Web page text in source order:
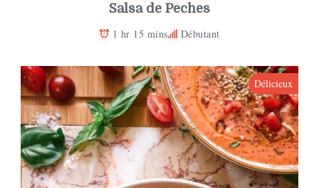
Salsa de Pêches
1 hr 15 mins Débutant
Délicieux